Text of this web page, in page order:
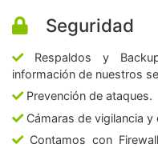
Seguridad
Respaldos y
información de nuestros
Prevención de ataques.
Cámaras de vigilancia
Contamos con